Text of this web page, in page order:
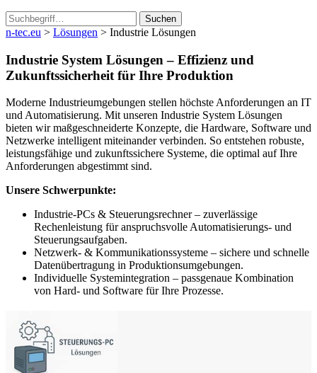
Suchen
n-tec.eu > Lösungen > Industrie Lösungen
Industrie System Lösungen – Effizienz und
Zukunftssicherheit für Ihre Produktion
Moderne Industrieumgebungen stellen höchste Anforderungen an IT
und Automatisierung. Mit unseren Industrie System Lösungen
bieten wir maßgeschneiderte Konzepte, die Hardware, Software und
Netzwerke intelligent miteinander verbinden. So entstehen robuste,
leistungsfähige und zukunftssichere Systeme, die optimal auf Ihre
Anforderungen abgestimmt sind.
Unsere Schwerpunkte:
Industrie-PCs & Steuerungsrechner – zuverlässige
Rechenleistung für anspruchsvolle Automatisierungs- und
Steuerungsaufgaben.
Netzwerk- & Kommunikationssysteme – sichere und schnelle
Datenübertragung in Produktionsumgebungen.
Individuelle Systemintegration – passgenaue Kombination
von Hard- und Software für Ihre Prozesse.